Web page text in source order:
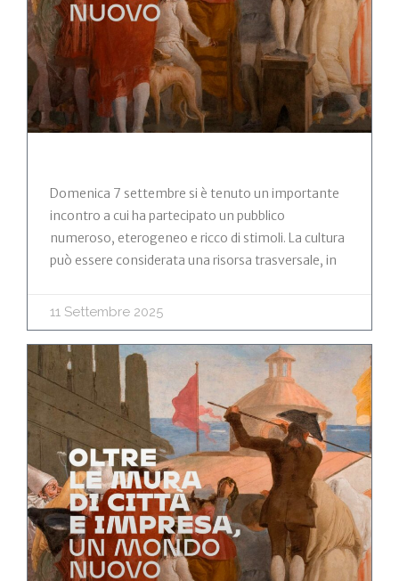
Domenica 7 settembre si è tenuto un importante
incontro a cui ha partecipato un pubblico
numeroso, eterogeneo e ricco di stimoli. La cultura
può essere considerata una risorsa trasversale, in
11 Settembre 2025